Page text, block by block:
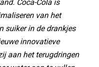
Coca-Cola is
van het
suiker in de drankjes
innovatieve
aan het terugdringen